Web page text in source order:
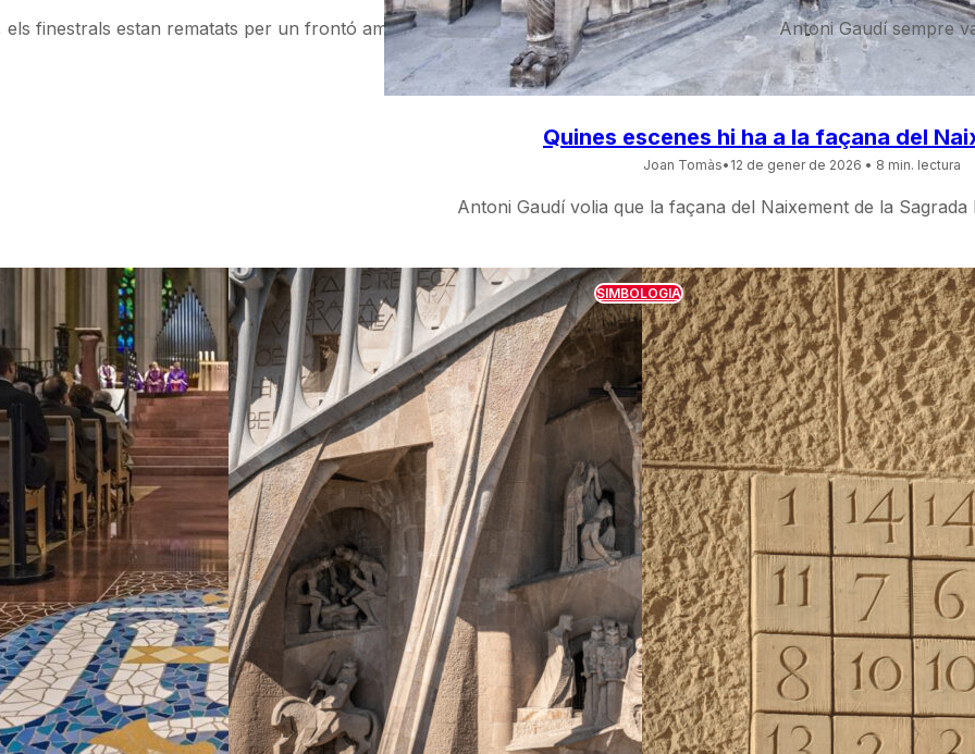
els finestrals estan rematats per un frontó amb un terminal. A…
Quines escenes hi ha a la façana del
Joan Tomàs• 12 de gener de 2026 • 8 min. lectura
Antoni Gaudí volia que la façana del Naixement de la
Antoni Gaudí sempre
SIMBOLOGIA